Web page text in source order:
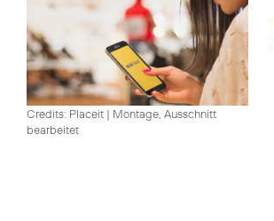
Credits: Placeit | Montage, Ausschnitt
bearbeitet